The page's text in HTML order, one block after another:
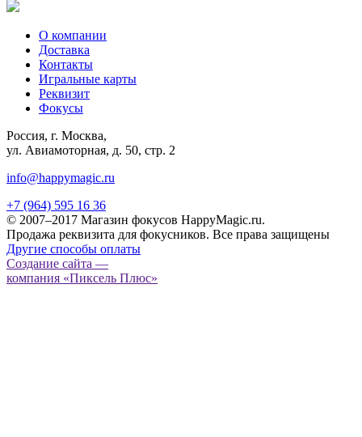
О компании
Доставка
Контакты
Игральные карты
Реквизит
Фокусы
Россия, г. Москва,
ул. Авиамоторная, д. 50, стр. 2
info@happymagic.ru
+7 (964) 595 16 36
© 2007–2017 Магазин фокусов HappyMagic.ru.
Продажа реквизита для фокусников. Все права защищены
Другие способы оплаты
Создание сайта —
компания «Пиксель Плюс»